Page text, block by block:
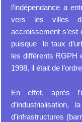
l’indépendance a
vers les villes
accroissement s’est
puisque le taux
les différents RGPH
1998, il était de
En effet, après
d’industrialisation,
d’infrastructures